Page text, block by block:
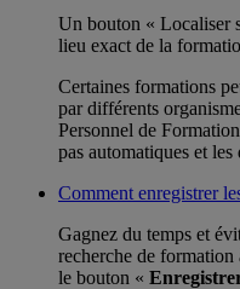
Un bouton « Localiser
lieu exact de la
Certaines formations
par différents
Personnel de
pas automatiques et les
Comment enregistrer
Gagnez du temps et
recherche de
le bouton «